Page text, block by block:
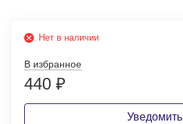
Нет в наличии
В избранное
440 ₽
Уведомить